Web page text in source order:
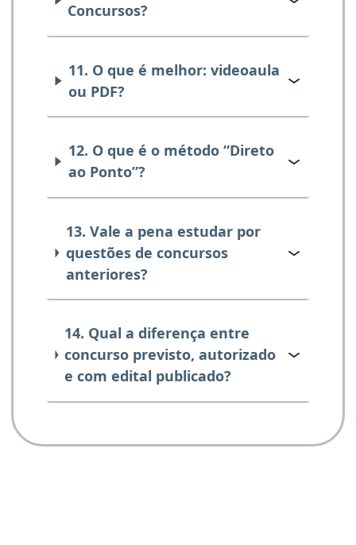
Concursos?
11. O que é melhor: videoaula
ou PDF?
12. O que é o método “Direto
ao Ponto”?
13. Vale a pena estudar por
questões de concursos
anteriores?
14. Qual a diferença entre
concurso previsto, autorizado
e com edital publicado?